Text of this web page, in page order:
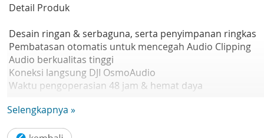
Detail Produk
Desain ringan & serbaguna, serta penyimpanan ringkas
Pembatasan otomatis untuk mencegah Audio Clipping
Audio berkualitas tinggi
Koneksi langsung DJI OsmoAudio
Waktu pengoperasian 48 jam & hemat daya
Selengkapnya »